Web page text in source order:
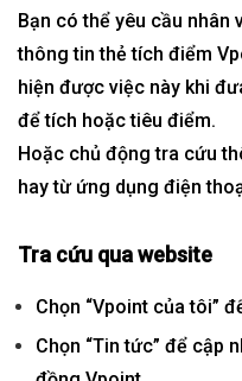
Bạn có thể yêu cầu nhân
thông tin thẻ tích điểm
hiện được việc này khi
để tích hoặc tiêu điểm.
Hoặc chủ động tra cứu
hay từ ứng dụng điện
Tra cứu qua website
Chọn “Vpoint của tôi”
Chọn “Tin tức” để cập